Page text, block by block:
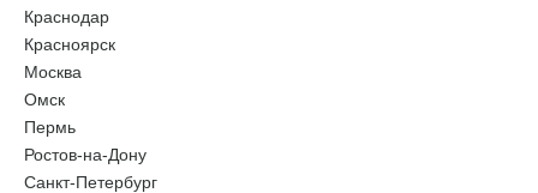
Краснодар
Красноярск
Москва
Омск
Пермь
Ростов-на-Дону
Санкт-Петербург